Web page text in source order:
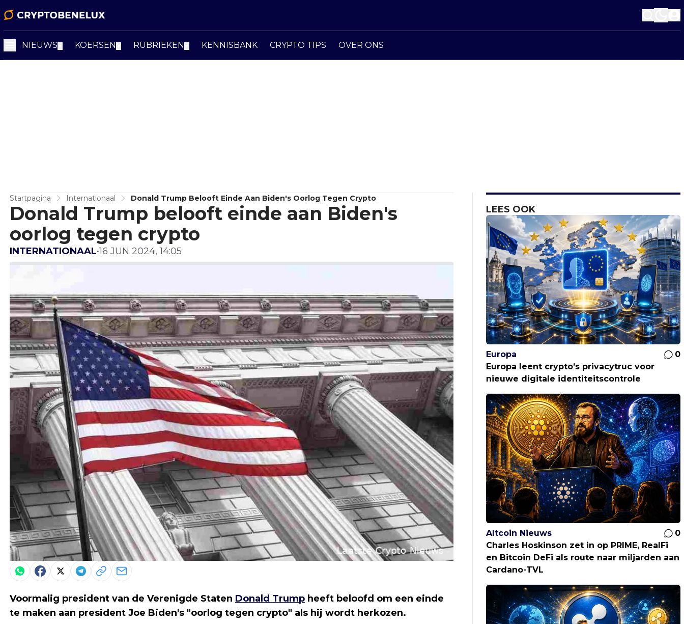
NIEUWS KOERSEN RUBRIEKEN KENNISBANK CRYPTO TIPS OVER ONS
Startpagina Internationaal Donald Trump Belooft Einde Aan Biden's Oorlog Tegen Crypto
Donald Trump belooft einde aan Biden's
oorlog tegen crypto
INTERNATIONAAL•16 JUN 2024, 14:05
Voormalig president van de Verenigde Staten Donald Trump heeft beloofd om een einde
te maken aan president Joe Biden's "oorlog tegen crypto" als hij wordt herkozen.
LEES OOK
Europa
0
Europa leent crypto’s privacytruc voor
nieuwe digitale identiteitscontrole
Altcoin Nieuws
0
Charles Hoskinson zet in op PRIME, RealFi
en Bitcoin DeFi als route naar miljarden aan
Cardano-TVL